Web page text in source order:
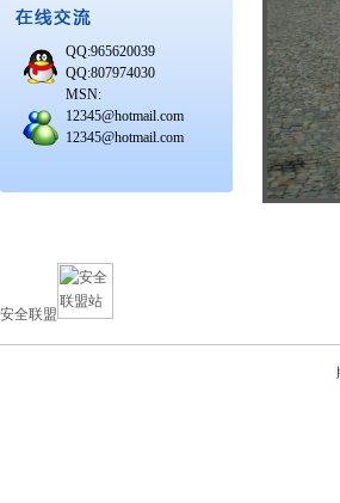
QQ:965620039
QQ:807974030
MSN:
12345@hotmail.com
12345@hotmail.com
安全联盟